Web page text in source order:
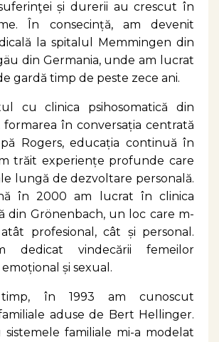
și durerii au crescut în
În consecință, am devenit
la spitalul Memmingen din
din Germania, unde am lucrat
gardă timp de peste zece ani.
cu clinica psihosomatică din
formarea în conversația centrată
Rogers, educația continuă în
trăit experiențe profunde care
lungă de dezvoltare personală.
în 2000 am lucrat în clinica
din Grönenbach, un loc care m-
profesional, cât și personal.
dedicat vindecării femeilor
și sexual.
în 1993 am cunoscut
aduse de Bert Hellinger.
sistemele familiale mi-a modelat